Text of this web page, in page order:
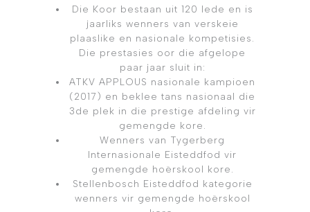
Die Koor bestaan uit 120 lede en is
jaarliks wenners van verskeie
plaaslike en nasionale kompetisies.
Die prestasies oor die afgelope
paar jaar sluit in:
ATKV APPLOUS nasionale kampioen
(2017) en beklee tans nasionaal die
3de plek in die prestige afdeling vir
gemengde kore.
Wenners van Tygerberg
Internasionale Eisteddfod vir
gemengde hoërskool kore.
Stellenbosch Eisteddfod kategorie
wenners vir gemengde hoërskool